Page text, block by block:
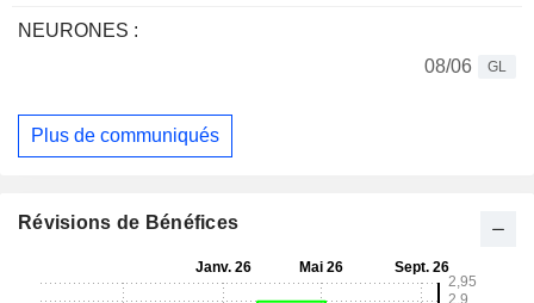
NEURONES :
08/06
GL
Plus de communiqués
Révisions de Bénéfices